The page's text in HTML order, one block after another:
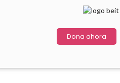
Dona ahora